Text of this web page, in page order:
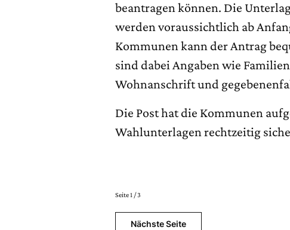
beantragen können. Die
werden voraussichtlich ab
Kommunen kann der Antrag
sind dabei Angaben wie
Wohnanschrift und
Die Post hat die Kommunen
Wahlunterlagen rechtzeitig
Seite 1 / 3
Nächste Seite